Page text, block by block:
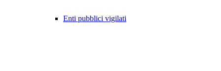
Enti pubblici vigilati